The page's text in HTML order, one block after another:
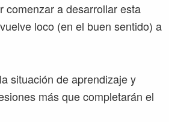
comenzar a desarrollar esta
loco (en el buen sentido) a
situación de aprendizaje y
más que completarán el